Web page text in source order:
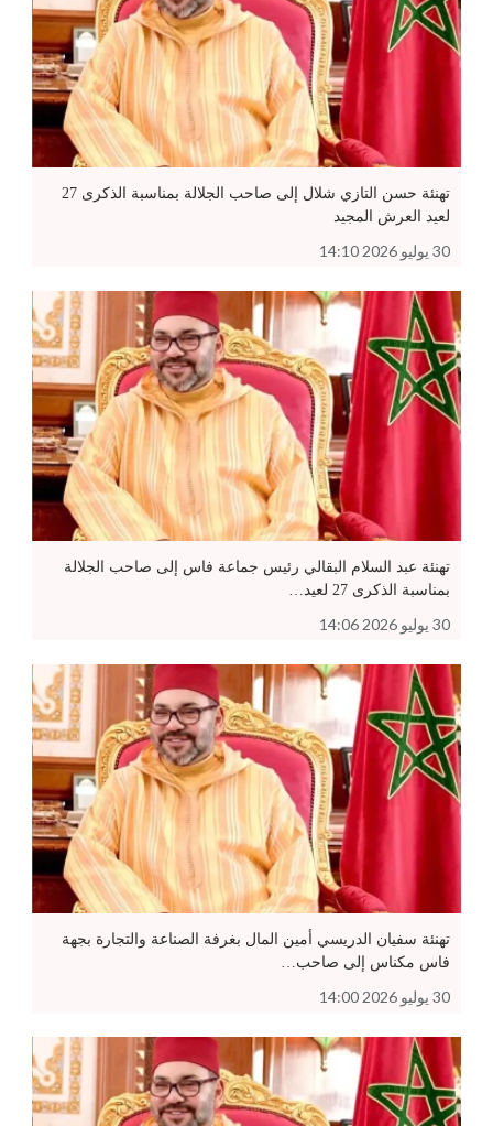
تهنئة حسن التازي شلال إلى صاحب الجلالة بمناسبة الذكرى 27
لعيد العرش المجيد
30 يوليو 2026 14:10
تهنئة عبد السلام البقالي رئيس جماعة فاس إلى صاحب الجلالة
بمناسبة الذكرى 27 لعيد…
30 يوليو 2026 14:06
تهنئة سفيان الدريسي أمين المال بغرفة الصناعة والتجارة بجهة
فاس مكناس إلى صاحب…
30 يوليو 2026 14:00